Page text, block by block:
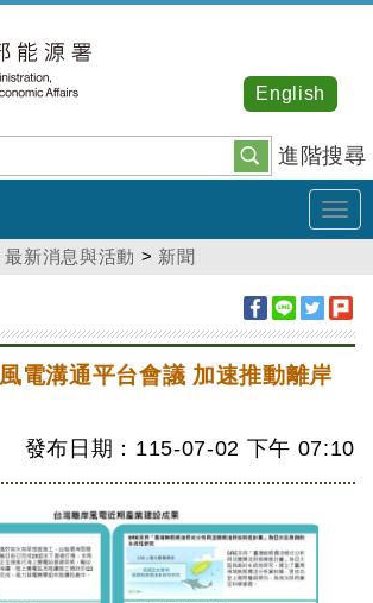
進階搜尋
English
最新消息與活動 > 新聞
電溝通平台會議 加速推動離岸
發布日期：115-07-02 下午 07:10